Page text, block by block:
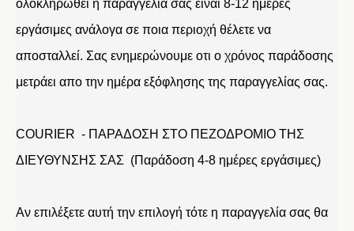
ολοκληρωθεί η παραγγελία σας ειναι 8-12 ημέρες
εργάσιμες ανάλογα σε ποια περιοχή θέλετε να
αποσταλλεί. Σας ενημερώνουμε οτι ο χρόνος παράδοσης
μετράει απο την ημέρα εξόφλησης της παραγγελίας σας.
COURIER - ΠΑΡΑΔΟΣΗ ΣΤΟ ΠΕΖΟΔΡΟΜΙΟ ΤΗΣ
ΔΙΕΥΘΥΝΣΗΣ ΣΑΣ (Παράδοση 4-8 ημέρες εργάσιμες)
Αν επιλέξετε αυτή την επιλογή τότε η παραγγελία σας θα